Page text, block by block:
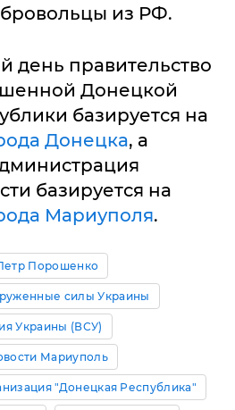
из РФ.
день правительство
Донецкой
базируется на
Донецка, а
базируется на
Мариуполя.
Порошенко
силы Украины
Украины (ВСУ)
Мариуполь
"Донецкая Республика"